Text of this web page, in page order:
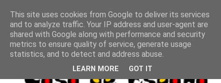
This site uses cookies from Google to deliver its services
and to analyze traffic. Your IP address and user-agent are
shared with Google along with performance and security
metrics to ensure quality of service, generate usage
statistics, and to detect and address abuse.
LEARN MORE GOT IT